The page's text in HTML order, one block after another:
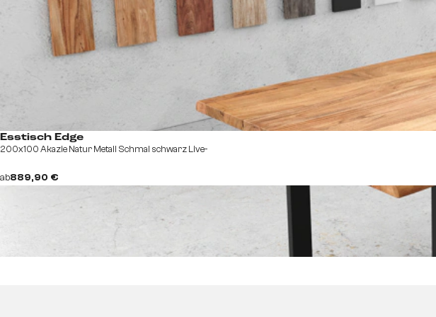
Esstisch Edge
200x100 Akazie Natur Metall Schmal schwarz Live-
ab889,90 €